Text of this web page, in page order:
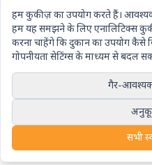
SwissMicros द्वारा प्रेम और जुनून से
गोपनीयता नीति
हम कुकीज़ का उपयोग करते हैं। आवश्यक
हम यह समझने के लिए एनालिटिक्स
करना चाहेंगे कि दुकान का उपयोग कैसे
गोपनीयता सेटिंग्स के माध्यम से बदल
गैर-
सभी